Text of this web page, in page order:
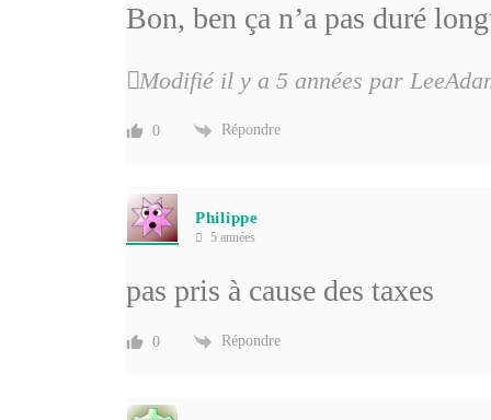
Bon, ben ça n’a pas duré
Modifié il y a 5 années par
0 Répondre
Philippe
5 années
pas pris à cause des taxes
0 Répondre